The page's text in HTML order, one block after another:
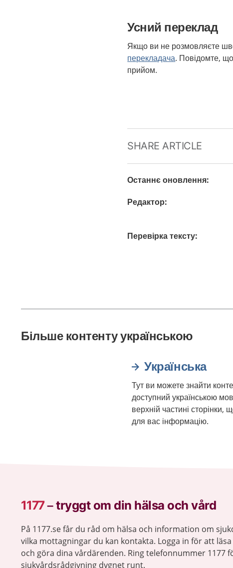
Усний переклад
Якщо ви не розмовляєте
перекладача. Повідомте,
прийом.
SHARE ARTICLE
Останнє оновлення:
Редактор:
Перевірка тексту:
Більше контенту українською
Українська
Тут ви можете знайти
доступний українською
верхній частині сторінки,
для вас інформацію.
1177–tryggt om din hälsa och vård
På 1177.se får du råd om hälsa och information om
vilka mottagningar du kan kontakta. Logga in för att
och göra dina vårdärenden. Ring telefonnummer 1177
sjukvårdsrådgivning dygnet runt.